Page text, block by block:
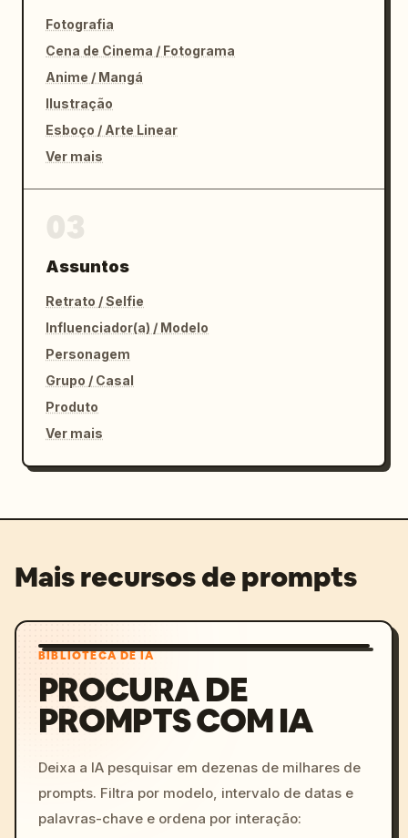
Fotografia
Cena de Cinema / Fotograma
Anime / Mangá
Ilustração
Esboço / Arte Linear
Ver mais
Assuntos
Retrato / Selfie
Influenciador(a) / Modelo
Personagem
Grupo / Casal
Produto
Ver mais
Mais recursos de prompts
BIBLIOTECA DE IA
PROCURA DE
PROMPTS COM IA
Deixa a IA pesquisar em dezenas de milhares de
prompts. Filtra por modelo, intervalo de datas e
palavras-chave e ordena por interação: